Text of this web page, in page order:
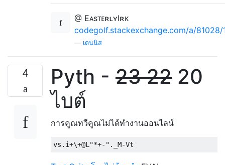
@ EᴀsᴛᴇʀʟʏIʀᴋ
codegolf.stackexchange.com/a/81028/
เดนนิส
4 Pyth - 2322 20
ไบต์
การคูณทวีคูณไม่ได้ทำงานออนไลน์